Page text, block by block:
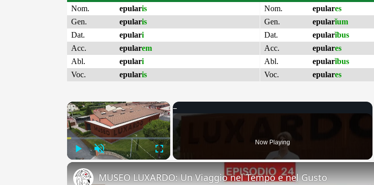
Nom.
epularis
Gen.
epularis
Dat.
epulari
Acc.
epularem
Abl.
epulari
Voc.
epularis
Nom.
epulares
Gen.
epularĭum
Dat.
epularĭbus
Acc.
epulares
Abl.
epularĭbus
Voc.
epulares
×
Play Unmute Fullscreen
Now Playing
MUSEO LUXARDO: Un Viaggio nel Tempo e nel Gusto